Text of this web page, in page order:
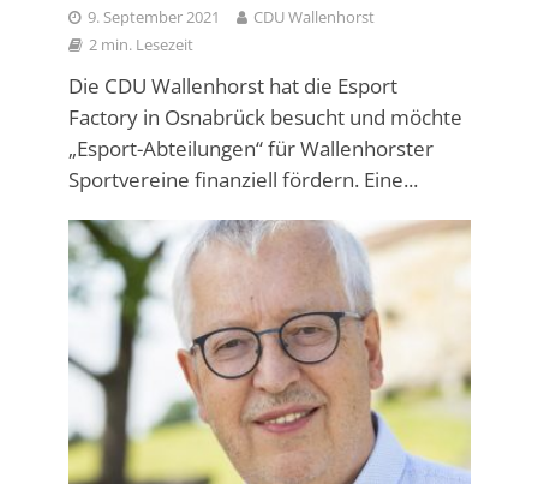
9. September 2021
CDU Wallenhorst
2 min. Lesezeit
Die CDU Wallenhorst hat die Esport
Factory in Osnabrück besucht und möchte
„Esport-Abteilungen“ für Wallenhorster
Sportvereine finanziell fördern. Eine...